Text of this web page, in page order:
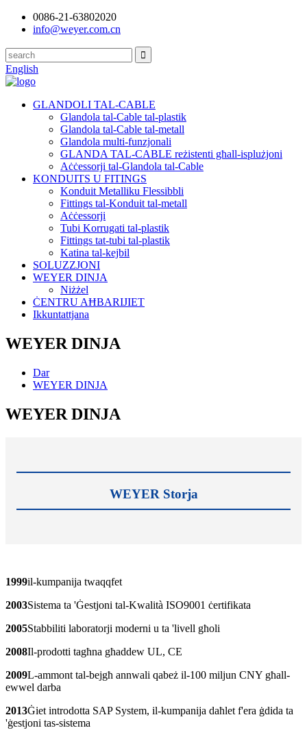
0086-21-63802020
info@weyer.com.cn
English
GLANDOLI TAL-CABLE
Glandola tal-Cable tal-plastik
Glandola tal-Cable tal-metall
Glandola multi-funzjonali
GLANDA TAL-CABLE reżistenti għall-isplużjoni
Aċċessorji tal-Glandola tal-Cable
KONDUITS U FITINGS
Konduit Metalliku Flessibbli
Fittings tal-Konduit tal-metall
Aċċessorji
Tubi Korrugati tal-plastik
Fittings tat-tubi tal-plastik
Katina tal-kejbil
SOLUZZJONI
WEYER DINJA
Niżżel
ĊENTRU AĦBARIJIET
Ikkuntattjana
WEYER DINJA
Dar
WEYER DINJA
WEYER DINJA
WEYER Storja
1999il-kumpanija twaqqfet
2003Sistema ta 'Ġestjoni tal-Kwalità ISO9001 ċertifikata
2005Stabbiliti laboratorji moderni u ta 'livell għoli
2008Il-prodotti tagħna għaddew UL, CE
2009L-ammont tal-bejgħ annwali qabeż il-100 miljun CNY għall-
ewwel darba
2013Ġiet introdotta SAP System, il-kumpanija daħlet f'era ġdida ta
'ġestjoni tas-sistema